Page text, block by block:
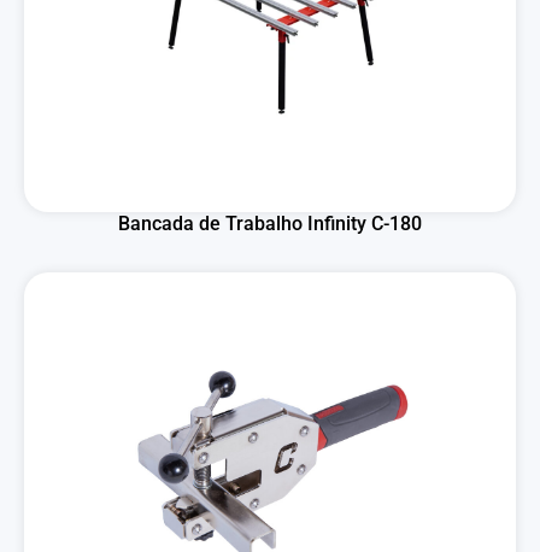
Bancada de Trabalho Infinity C-180